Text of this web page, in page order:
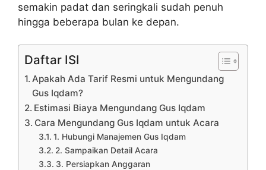
semakin padat dan seringkali sudah penuh
hingga beberapa bulan ke depan.
Daftar ISI
Apakah Ada Tarif Resmi untuk Mengundang
Gus Iqdam?
Estimasi Biaya Mengundang Gus Iqdam
Cara Mengundang Gus Iqdam untuk Acara
1. Hubungi Manajemen Gus Iqdam
2. Sampaikan Detail Acara
3. Persiapkan Anggaran